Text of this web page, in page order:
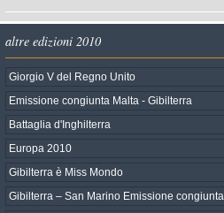
altre edizioni 2010
Giorgio V del Regno Unito
Emissione congiunta Malta - Gibilterra
Battaglia d'Inghilterra
Europa 2010
Gibilterra è Miss Mondo
Gibilterra – San Marino Emissione congiunta